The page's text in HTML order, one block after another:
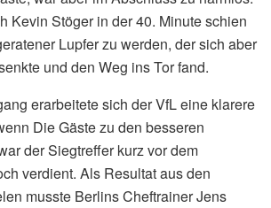
Kevin Stöger in der 40. Minute schien
Lupfer zu werden, der sich aber
und den Weg ins Tor fand.
erarbeitete sich der VfL eine klarere
Die Gäste zu den besseren
der Siegtreffer kurz vor dem
verdient. Als Resultat aus den
musste Berlins Cheftrainer Jens